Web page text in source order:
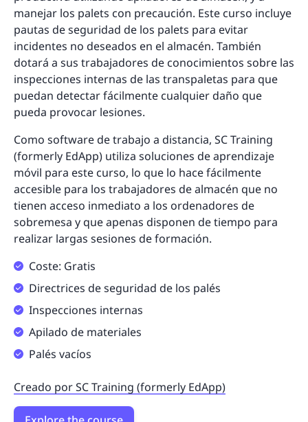
manejar los palets con precaución. Este curso incluye
pautas de seguridad de los palets para evitar
incidentes no deseados en el almacén. También
dotará a sus trabajadores de conocimientos sobre las
inspecciones internas de las transpaletas para que
puedan detectar fácilmente cualquier daño que
pueda provocar lesiones.
Como software de trabajo a distancia, SC Training
(formerly EdApp) utiliza soluciones de aprendizaje
móvil para este curso, lo que lo hace fácilmente
accesible para los trabajadores de almacén que no
tienen acceso inmediato a los ordenadores de
sobremesa y que apenas disponen de tiempo para
realizar largas sesiones de formación.
Coste: Gratis
Directrices de seguridad de los palés
Inspecciones internas
Apilado de materiales
Palés vacíos
Creado por SC Training (formerly EdApp)